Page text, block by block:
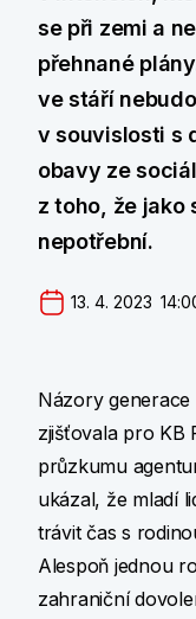
se při zemi a
přehnané
ve stáří
v souvislosti s
obavy ze
z toho, že jako
nepotřební.
13. 4. 2023
Názory generace
zjišťovala pro KB
průzkumu
ukázal, že mladí
trávit čas s
Alespoň jednou
zahraniční